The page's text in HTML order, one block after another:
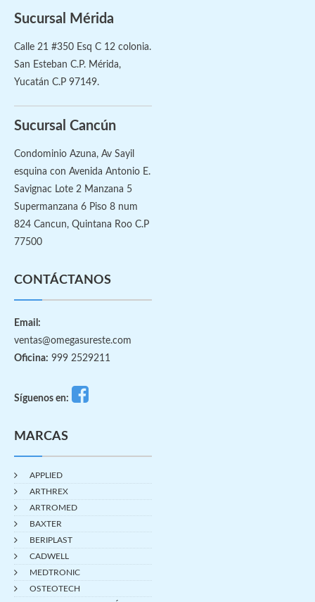
Sucursal Mérida
Calle 21 #350 Esq C 12 colonia.
San Esteban C.P. Mérida,
Yucatán C.P 97149.
Sucursal Cancún
Condominio Azuna, Av Sayil
esquina con Avenida Antonio E.
Savignac Lote 2 Manzana 5
Supermanzana 6 Piso 8 num
824 Cancun, Quintana Roo C.P
77500
CONTÁCTANOS
Email:
ventas@omegasureste.com
Oficina: 999 2529211
Síguenos en:
MARCAS
APPLIED
ARTHREX
ARTROMED
BAXTER
BERIPLAST
CADWELL
MEDTRONIC
OSTEOTECH